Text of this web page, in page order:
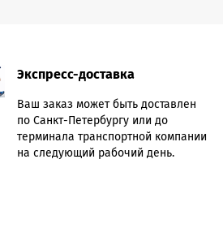
Экспресс-доставка
Ваш заказ может быть доставлен
по Санкт-Петербургу или до
терминала транспортной компании
на следующий рабочий день.